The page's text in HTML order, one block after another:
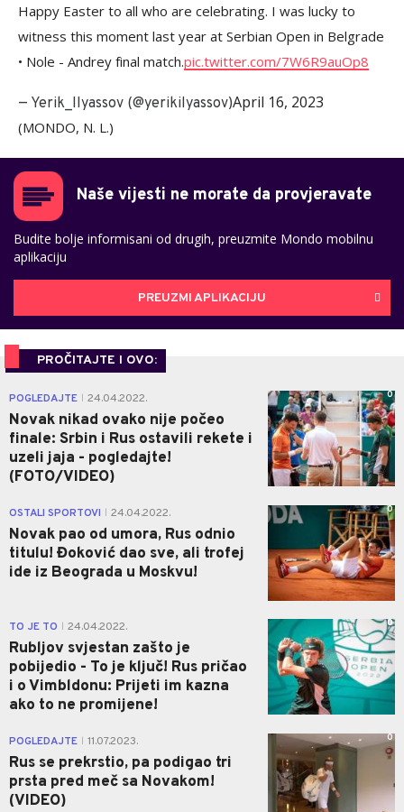
Happy Easter to all who are celebrating. I was lucky to
witness this moment last year at Serbian Open in Belgrade
• Nole - Andrey final match.pic.twitter.com/7W6R9auOp8
— Yerik_Ilyassov (@yerikilyassov)April 16, 2023
(MONDO, N. L.)
Naše vijesti ne morate da provjeravate
Budite bolje informisani od drugih, preuzmite Mondo mobilnu
aplikaciju
PREUZMI APLIKACIJU
PROČITAJTE I OVO:
POGLEDAJTE 24.04.2022.
Novak nikad ovako nije počeo
finale: Srbin i Rus ostavili rekete i
uzeli jaja - pogledajte!
(FOTO/VIDEO)
0
OSTALI SPORTOVI 24.04.2022.
Novak pao od umora, Rus odnio
titulu! Đoković dao sve, ali trofej
ide iz Beograda u Moskvu!
0
TO JE TO 24.04.2022.
Rubljov svjestan zašto je
pobijedio - To je ključ! Rus pričao
i o Vimbldonu: Prijeti im kazna
ako to ne promijene!
0
POGLEDAJTE 11.07.2023.
Rus se prekrstio, pa podigao tri
prsta pred meč sa Novakom!
(VIDEO)
0